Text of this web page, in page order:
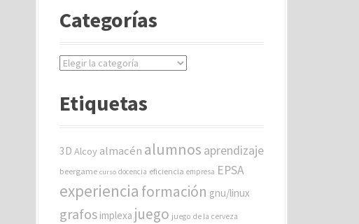
Categorías
C
e
r
s
Etiquetas
3D Alcoy almacén alumnos aprendizaje
beergame curso docencia eficiencia empresa EPSA
experiencia formación gnu/linux
grafos implexa juego juego de la cerveza